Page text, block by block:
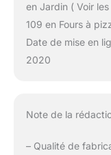
en Jardin ( Voir
109 en Fours à
Date de mise en
2020
Note de la
– Qualité de